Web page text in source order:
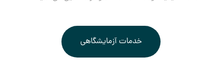
خدمات آزمایشگاهی